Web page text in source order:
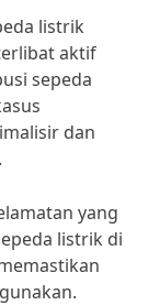
listrik
aktif
sepeda
dan
yang
listrik di